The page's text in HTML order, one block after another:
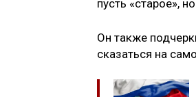
пусть «старое»,
Он также
сказаться на